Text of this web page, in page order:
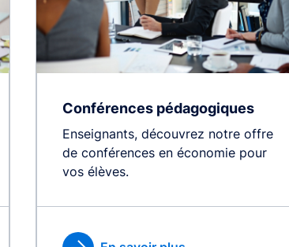
Conférences pédagogiques
Enseignants, découvrez notre offre
de conférences en économie pour
vos élèves.